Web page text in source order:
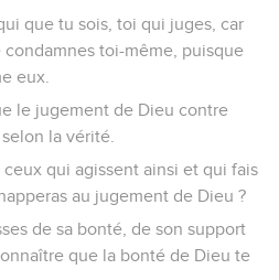
que tu sois, toi qui juges, car
toi-même, puisque
eux.
le jugement de Dieu contre
la vérité.
qui agissent ainsi et qui fais
au jugement de Dieu ?
de sa bonté, de son support
que la bonté de Dieu te